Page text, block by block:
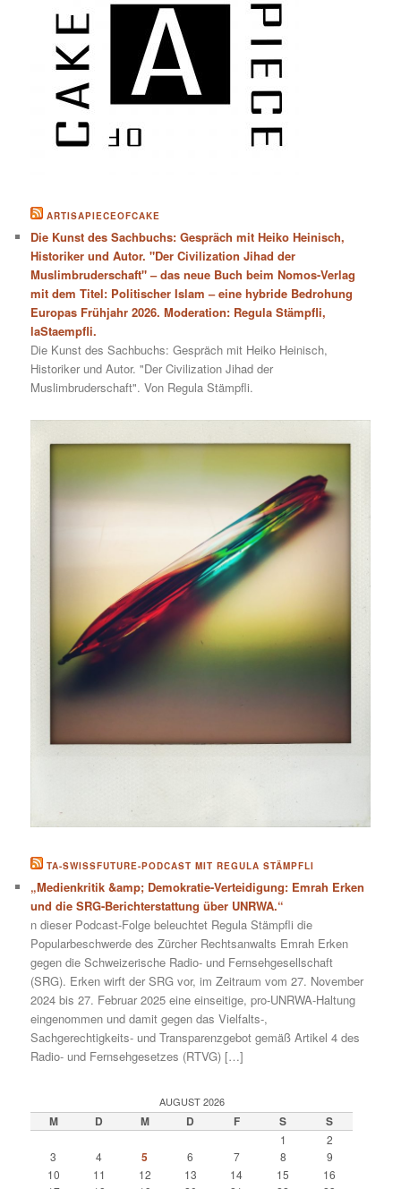
ARTISAPIECEOFCAKE
Die Kunst des Sachbuchs: Gespräch mit Heiko Heinisch,
Historiker und Autor. "Der Civilization Jihad der
Muslimbruderschaft" – das neue Buch beim Nomos-Verlag
mit dem Titel: Politischer Islam – eine hybride Bedrohung
Europas Frühjahr 2026. Moderation: Regula Stämpfli,
laStaempfli.
Die Kunst des Sachbuchs: Gespräch mit Heiko Heinisch,
Historiker und Autor. "Der Civilization Jihad der
Muslimbruderschaft". Von Regula Stämpfli.
TA-SWISSFUTURE-PODCAST MIT REGULA STÄMPFLI
„Medienkritik &amp; Demokratie-Verteidigung: Emrah Erken
und die SRG-Berichterstattung über UNRWA.“
n dieser Podcast-Folge beleuchtet Regula Stämpfli die
Popularbeschwerde des Zürcher Rechtsanwalts Emrah Erken
gegen die Schweizerische Radio- und Fernsehgesellschaft
(SRG). Erken wirft der SRG vor, im Zeitraum vom 27. November
2024 bis 27. Februar 2025 eine einseitige, pro-UNRWA-Haltung
eingenommen und damit gegen das Vielfalts-,
Sachgerechtigkeits- und Transparenzgebot gemäß Artikel 4 des
Radio- und Fernsehgesetzes (RTVG) […]
AUGUST 2026
M D M D F S S
1
2
3
4 5 6 7 8
9
10
11 12 13 14 15
16